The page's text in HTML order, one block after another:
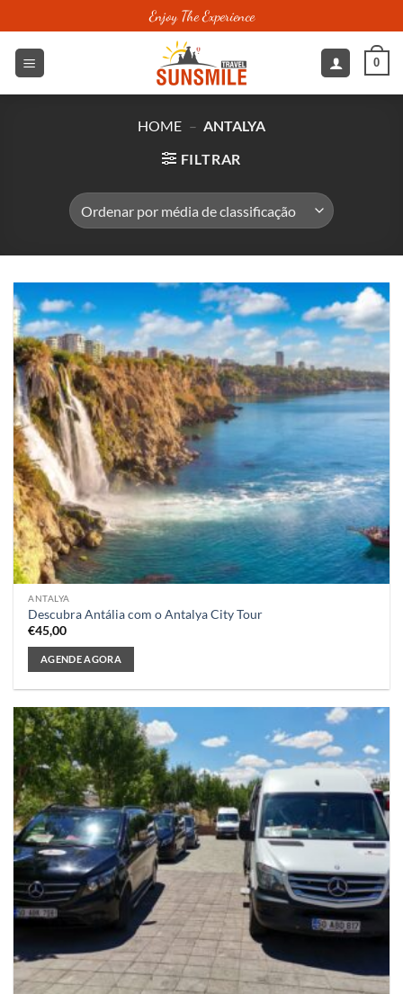
to
content
Enjoy The Experience
0
HOME – ANTALYA
FILTRAR
ANTALYA
Descubra Antália com o Antalya City Tour
€45,00
AGENDE AGORA